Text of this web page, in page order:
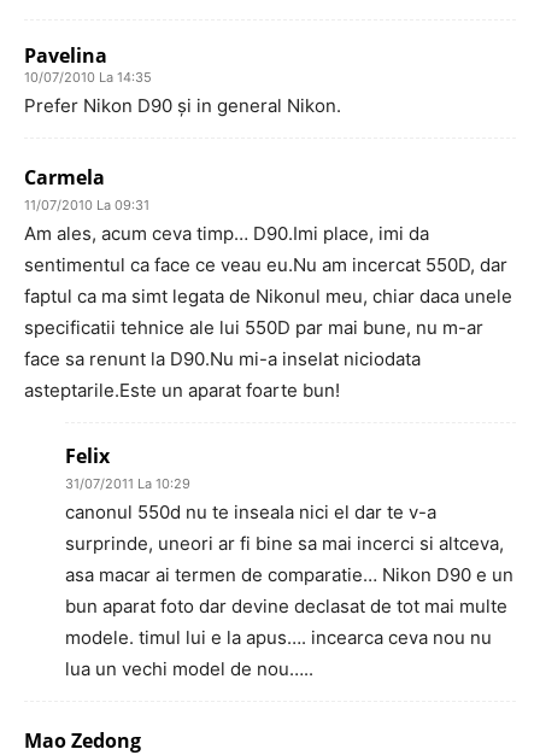
Pavelina
10/07/2010 La 14:35
Prefer Nikon D90 şi in general Nikon.
Carmela
11/07/2010 La 09:31
Am ales, acum ceva timp… D90.Imi place, imi da
sentimentul ca face ce veau eu.Nu am incercat 550D, dar
faptul ca ma simt legata de Nikonul meu, chiar daca unele
specificatii tehnice ale lui 550D par mai bune, nu m-ar
face sa renunt la D90.Nu mi-a inselat niciodata
asteptarile.Este un aparat foarte bun!
Felix
31/07/2011 La 10:29
canonul 550d nu te inseala nici el dar te v-a
surprinde, uneori ar fi bine sa mai incerci si altceva,
asa macar ai termen de comparatie… Nikon D90 e un
bun aparat foto dar devine declasat de tot mai multe
modele. timul lui e la apus…. incearca ceva nou nu
lua un vechi model de nou…..
Mao Zedong